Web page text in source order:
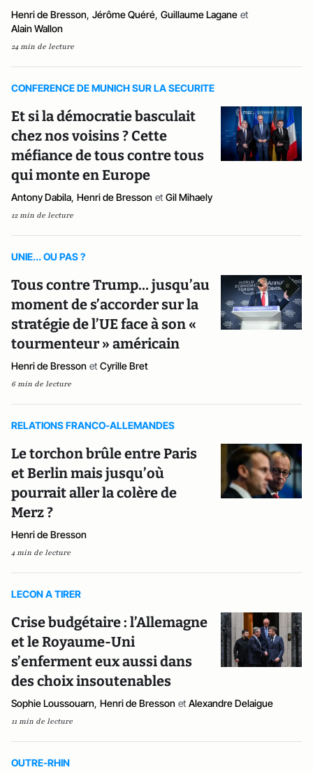
Henri de Bresson, Jérôme Quéré, Guillaume Lagane et
Alain Wallon
24 min de lecture
CONFERENCE DE MUNICH SUR LA SECURITE
Et si la démocratie basculait
chez nos voisins ? Cette
méfiance de tous contre tous
qui monte en Europe
Antony Dabila, Henri de Bresson et Gil Mihaely
12 min de lecture
UNIE... OU PAS ?
Tous contre Trump… jusqu’au
moment de s’accorder sur la
stratégie de l’UE face à son «
tourmenteur » américain
Henri de Bresson et Cyrille Bret
6 min de lecture
RELATIONS FRANCO-ALLEMANDES
Le torchon brûle entre Paris
et Berlin mais jusqu’où
pourrait aller la colère de
Merz ?
Henri de Bresson
4 min de lecture
LECON A TIRER
Crise budgétaire : l’Allemagne
et le Royaume-Uni
s’enferment eux aussi dans
des choix insoutenables
Sophie Loussouarn, Henri de Bresson et Alexandre Delaigue
11 min de lecture
OUTRE-RHIN